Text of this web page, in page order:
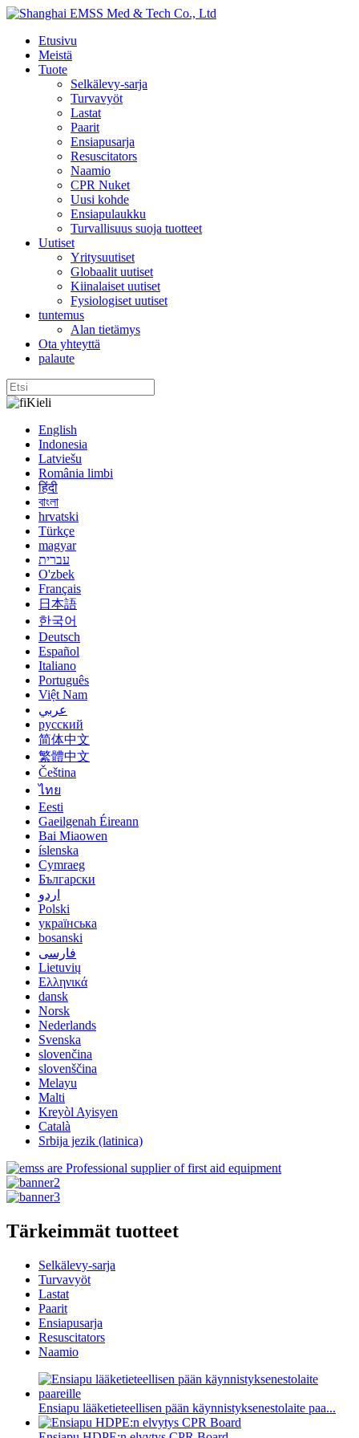
Etusivu
Meistä
Tuote
Selkälevy-sarja
Turvavyöt
Lastat
Paarit
Ensiapusarja
Resuscitators
Naamio
CPR Nuket
Uusi kohde
Ensiapulaukku
Turvallisuus suoja tuotteet
Uutiset
Yritysuutiset
Globaalit uutiset
Kiinalaiset uutiset
Fysiologiset uutiset
tuntemus
Alan tietämys
Ota yhteyttä
palaute
Kieli
English
Indonesia
Latviešu
România limbi
हिंदी
বাংলা
hrvatski
Türkçe
magyar
עברית
O'zbek
Français
日本語
한국어
Deutsch
Español
Italiano
Português
Việt Nam
عربي
русский
简体中文
繁體中文
Čeština
ไทย
Eesti
Gaeilgenah Éireann
Bai Miaowen
íslenska
Cymraeg
Български
اردو
Polski
українська
bosanski
فارسی
Lietuvių
Ελληνικά
dansk
Norsk
Nederlands
Svenska
slovenčina
slovenščina
Melayu
Malti
Kreyòl Ayisyen
Català
Srbija jezik (latinica)
Tärkeimmät tuotteet
Selkälevy-sarja
Turvavyöt
Lastat
Paarit
Ensiapusarja
Resuscitators
Naamio
Ensiapu lääketieteellisen pään käynnistyksenestolaite paa...